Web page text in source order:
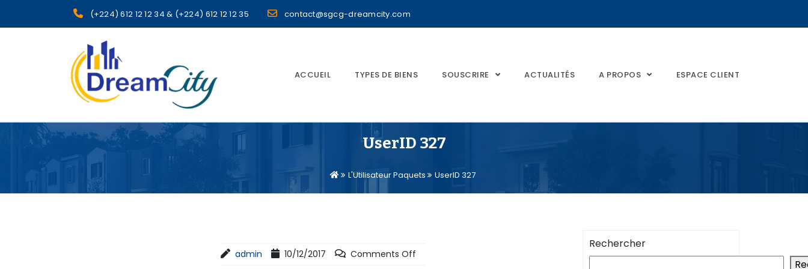
(+224) 612 12 12 34 & (+224) 612 12 12 35 contact@sgcg-dreamcity.com
sgcg dreamcity
ACCUEIL TYPES DE BIENS SOUSCRIRE ACTUALITÉS A PROPOS ESPACE CLIENT
UserID 327
L'Utilisateur Paquets UserID 327
admin 10/12/2017 Comments Off
Rechercher